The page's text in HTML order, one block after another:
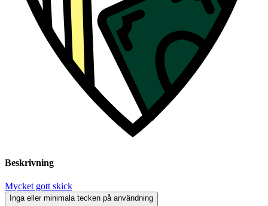
Beskrivning
Mycket gott skick
Inga eller minimala tecken på användning